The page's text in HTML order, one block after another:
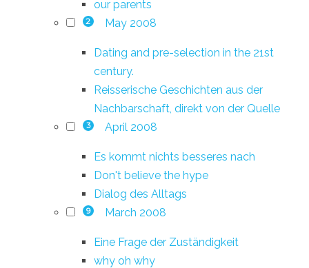
our parents
2 May 2008
Dating and pre-selection in the 21st
century.
Reisserische Geschichten aus der
Nachbarschaft, direkt von der Quelle
3 April 2008
Es kommt nichts besseres nach
Don't believe the hype
Dialog des Alltags
9 March 2008
Eine Frage der Zuständigkeit
why oh why